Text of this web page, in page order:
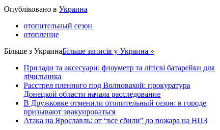
Share
Опубліковано в Украина
отопительный сезон
отопление
Більше з УкраинаБільше записів у Украина »
Прилади та аксесуари: флоуметр та літієві батарейки для
лічильника
Расстрел пленного под Волновахой: прокуратура
Донецкой области начала расследование
В Дружковке отменили отопительный сезон: в городе
призывают эвакуироваться
Атака на Ярославль: от “все сбили” до пожара на НПЗ